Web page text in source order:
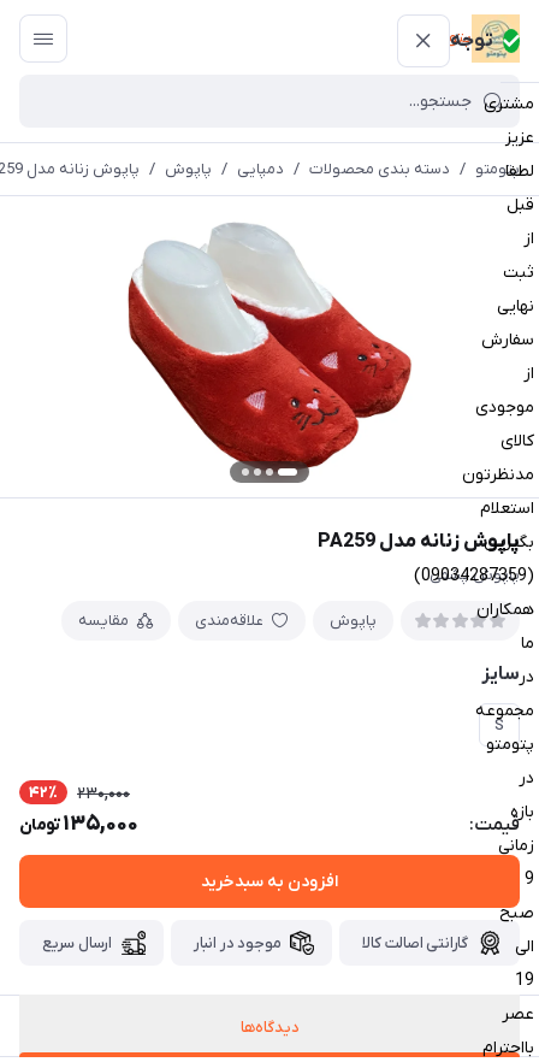
توجه
مشتری
عزیز
لطفا
قبل
از
ثبت
نهایی
سفارش
از
موجودی
کالای
مدنظرتون
استعلام
بگیرین
(09034287359)
همکاران
ما
در
مجموعه
پتومتو
در
بازه
زمانی
9
صبح
الی
19
عصر
بااحترام
پتومتو
پتومتو / دسته بندی محصولات / دمپایی / پاپوش / پاپوش زنانه مدل PA259
پاپوش زنانه مدل PA259
پاپوش پشمی
پاپوش علاقه‌مندی مقایسه
سایز
S
قیمت:
230,000 42٪
135,000تومان
افزودن به سبدخرید
گارانتی اصالت کالا موجود در انبار ارسال سریع
دیدگاه‌ها